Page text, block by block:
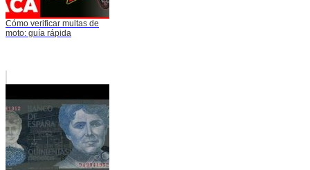
Cómo verificar multas de
moto: guía rápida